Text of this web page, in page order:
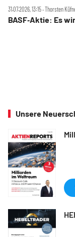
31.07.2026, 13:15 ‧ Thorsten
BASF‑Aktie: Es
Unsere